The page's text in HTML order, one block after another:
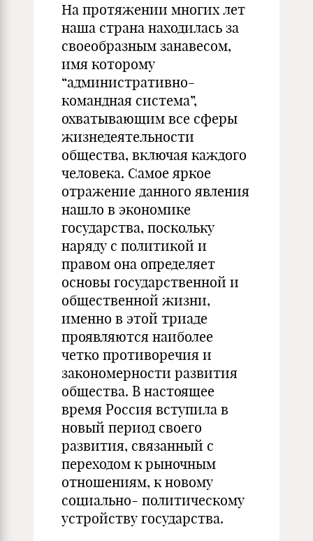
На протяжении многих лет
наша страна находилась за
своеобразным занавесом,
имя которому
“административно-
командная система”,
охватывающим все сферы
жизнедеятельности
общества, включая каждого
человека. Самое яркое
отражение данного явления
нашло в экономике
государства, поскольку
наряду с политикой и
правом она определяет
основы государственной и
общественной жизни,
именно в этой триаде
проявляются наиболее
четко противоречия и
закономерности развития
общества. В настоящее
время Россия вступила в
новый период своего
развития, связанный с
переходом к рыночным
отношениям, к новому
социально- политическому
устройству государства.